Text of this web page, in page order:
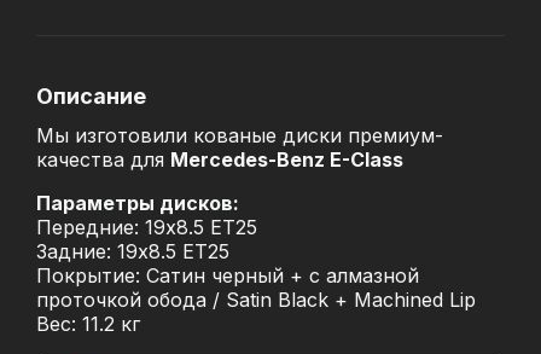
Описание
Мы изготовили кованые диски премиум-
качества для Mercedes-Benz E-Class
Параметры дисков:
Передние: 19x8.5 ET25
Задние: 19x8.5 ET25
Покрытие: Сатин черный + с алмазной
проточкой обода / Satin Black + Machined Lip
Вес: 11.2 кг